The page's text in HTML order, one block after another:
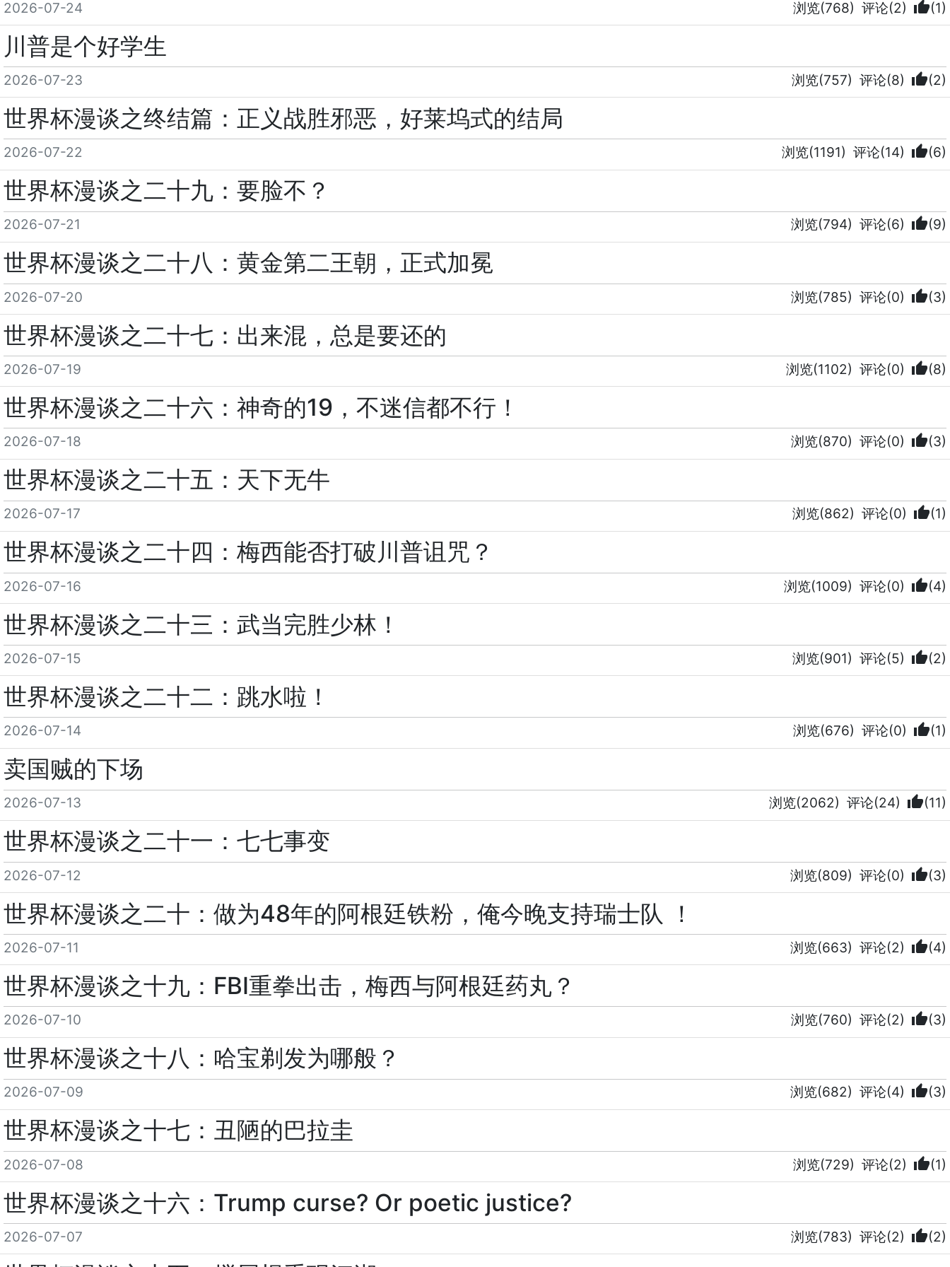
2026-07-24 浏览(768) 评论(2) thumb_up(1)
川普是个好学生
2026-07-23 浏览(757) 评论(8) thumb_up(2)
世界杯漫谈之终结篇：正义战胜邪恶，好莱坞式的结局
2026-07-22 浏览(1191) 评论(14) thumb_up(6)
世界杯漫谈之二十九：要脸不？
2026-07-21 浏览(794) 评论(6) thumb_up(9)
世界杯漫谈之二十八：黄金第二王朝，正式加冕
2026-07-20 浏览(785) 评论(0) thumb_up(3)
世界杯漫谈之二十七：出来混，总是要还的
2026-07-19 浏览(1102) 评论(0) thumb_up(8)
世界杯漫谈之二十六：神奇的19，不迷信都不行！
2026-07-18 浏览(870) 评论(0) thumb_up(3)
世界杯漫谈之二十五：天下无牛
2026-07-17 浏览(862) 评论(0) thumb_up(1)
世界杯漫谈之二十四：梅西能否打破川普诅咒？
2026-07-16 浏览(1009) 评论(0) thumb_up(4)
世界杯漫谈之二十三：武当完胜少林！
2026-07-15 浏览(901) 评论(5) thumb_up(2)
世界杯漫谈之二十二：跳水啦！
2026-07-14 浏览(676) 评论(0) thumb_up(1)
卖国贼的下场
2026-07-13 浏览(2062) 评论(24) thumb_up(11)
世界杯漫谈之二十一：七七事变
2026-07-12 浏览(809) 评论(0) thumb_up(3)
世界杯漫谈之二十：做为48年的阿根廷铁粉，俺今晚支持瑞士队 ！
2026-07-11 浏览(663) 评论(2) thumb_up(4)
世界杯漫谈之十九：FBI重拳出击，梅西与阿根廷药丸？
2026-07-10 浏览(760) 评论(2) thumb_up(3)
世界杯漫谈之十八：哈宝剃发为哪般？
2026-07-09 浏览(682) 评论(4) thumb_up(3)
世界杯漫谈之十七：丑陋的巴拉圭
2026-07-08 浏览(729) 评论(2) thumb_up(1)
世界杯漫谈之十六：Trump curse? Or poetic justice?
2026-07-07 浏览(783) 评论(2) thumb_up(2)